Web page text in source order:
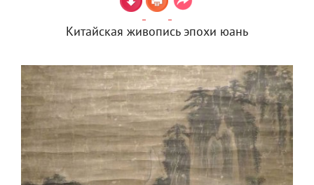
Китайская живопись эпохи юань